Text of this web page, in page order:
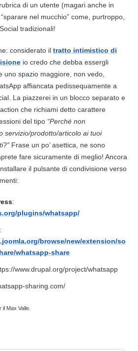
di un utente (magari anche in
nel mucchio” come, purtroppo,
tradizionali!
considerato il tratto intimistico di
io credo che debba essergli
uno spazio maggiore, non vedo,
affiancata pedissequamente a
La piazzerei in un blocco separato e
che richiami detto carattere
del tipo “Perché non
servizio/prodotto/articolo ai tuoi
Frase un po’ asettica, ne sono
fare sicuramente di meglio! Ancora
il pulsante di condivisione verso
:
plugins/whatsapp/
browse/new/extension/so
whatsapp-share
www.drupal.org/project/whatsapp
sharing.com/
il Max Valle.